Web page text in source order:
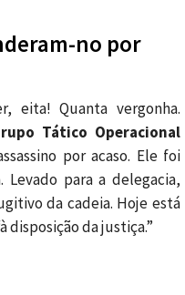
no por
eita! Quanta vergonha.
Tático Operacional
por acaso. Ele foi
para a delegacia,
da cadeia. Hoje está
disposição da justiça.”